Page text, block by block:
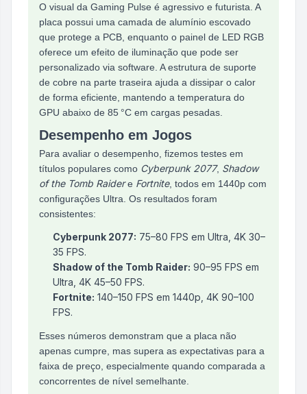
O visual da Gaming Pulse é agressivo e futurista. A
placa possui uma camada de alumínio escovado
que protege a PCB, enquanto o painel de LED RGB
oferece um efeito de iluminação que pode ser
personalizado via software. A estrutura de suporte
de cobre na parte traseira ajuda a dissipar o calor
de forma eficiente, mantendo a temperatura do
GPU abaixo de 85 °C em cargas pesadas.
Desempenho em Jogos
Para avaliar o desempenho, fizemos testes em
títulos populares como Cyberpunk 2077, Shadow
of the Tomb Raidere Fortnite, todos em 1440p com
configurações Ultra. Os resultados foram
consistentes:
Cyberpunk 2077: 75–80 FPS em Ultra, 4K 30–
35 FPS.
Shadow of the Tomb Raider: 90–95 FPS em
Ultra, 4K 45–50 FPS.
Fortnite: 140–150 FPS em 1440p, 4K 90–100
FPS.
Esses números demonstram que a placa não
apenas cumpre, mas supera as expectativas para a
faixa de preço, especialmente quando comparada a
concorrentes de nível semelhante.